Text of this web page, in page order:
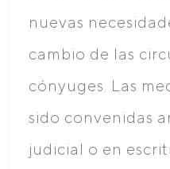
nuevas
cambio de las
cónyuges. Las
sido convenidas
judicial o en